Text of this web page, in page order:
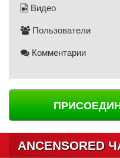
Видео
Пользователи
Комментарии
ANCENSORED